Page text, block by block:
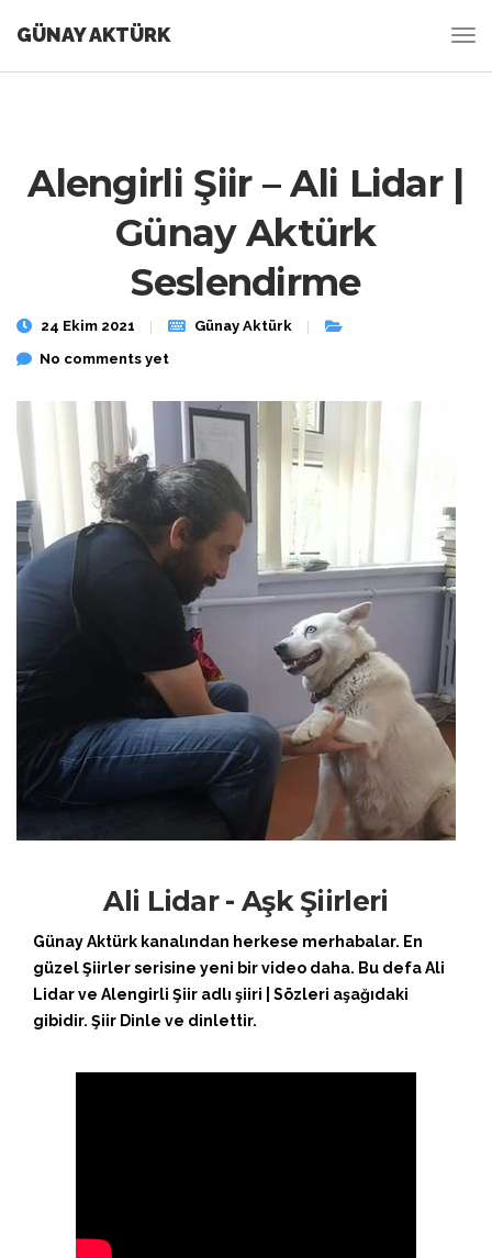
GÜNAY AKTÜRK
Alengirli Şiir – Ali Lidar |
Günay Aktürk
Seslendirme
24 Ekim 2021
Günay Aktürk
No comments yet
Ali Lidar - Aşk Şiirleri
Günay Aktürk kanalından herkese merhabalar. En
güzel Şiirler serisine yeni bir video daha. Bu defa Ali
Lidar ve Alengirli Şiir adlı şiiri | Sözleri aşağıdaki
gibidir. Şiir Dinle ve dinlettir.